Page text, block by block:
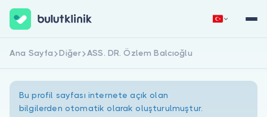
Hemen Kaydol Giriş Yap
Ana Sayfa Diğer ASS. DR. Özlem Balcıoğlu
Bu profil sayfası internete açık olan
bilgilerden otomatik olarak oluşturulmuştur.